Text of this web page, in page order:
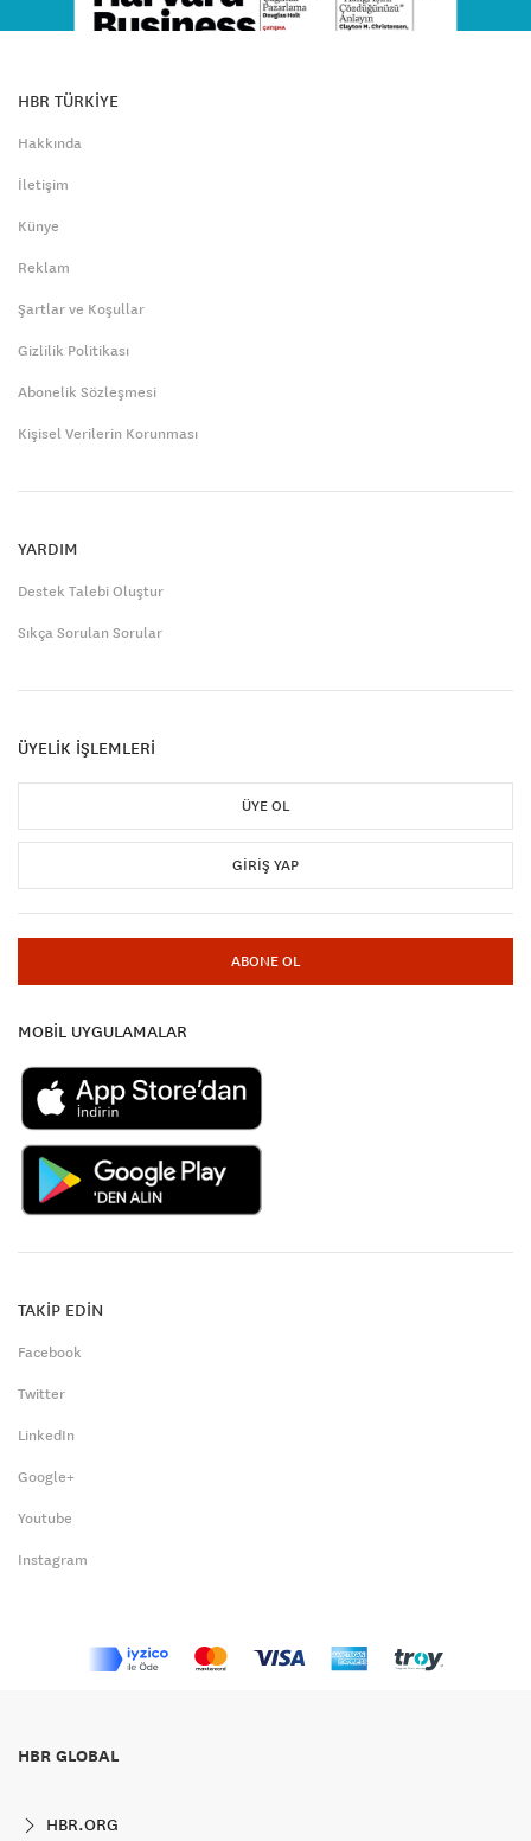
HBR TÜRKİYE
Hakkında
İletişim
Künye
Reklam
Şartlar ve Koşullar
Gizlilik Politikası
Abonelik Sözleşmesi
Kişisel Verilerin Korunması
YARDIM
Destek Talebi Oluştur
Sıkça Sorulan Sorular
ÜYELİK İŞLEMLERİ
ÜYE OL
GIRIŞ YAP
ABONE OL
MOBİL UYGULAMALAR
TAKİP EDİN
Facebook
Twitter
LinkedIn
Google+
Youtube
Instagram
HBR GLOBAL
HBR.ORG